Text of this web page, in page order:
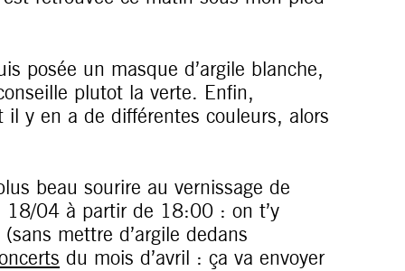
posée un masque d’argile blanche,
plutot la verte. Enfin,
y en a de différentes couleurs, alors
beau sourire au vernissage de
04 à partir de 18:00 : on t’y
mettre d’argile dedans
du mois d’avril : ça va envoyer